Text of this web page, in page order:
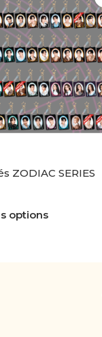
ZODIAC SERIES
options